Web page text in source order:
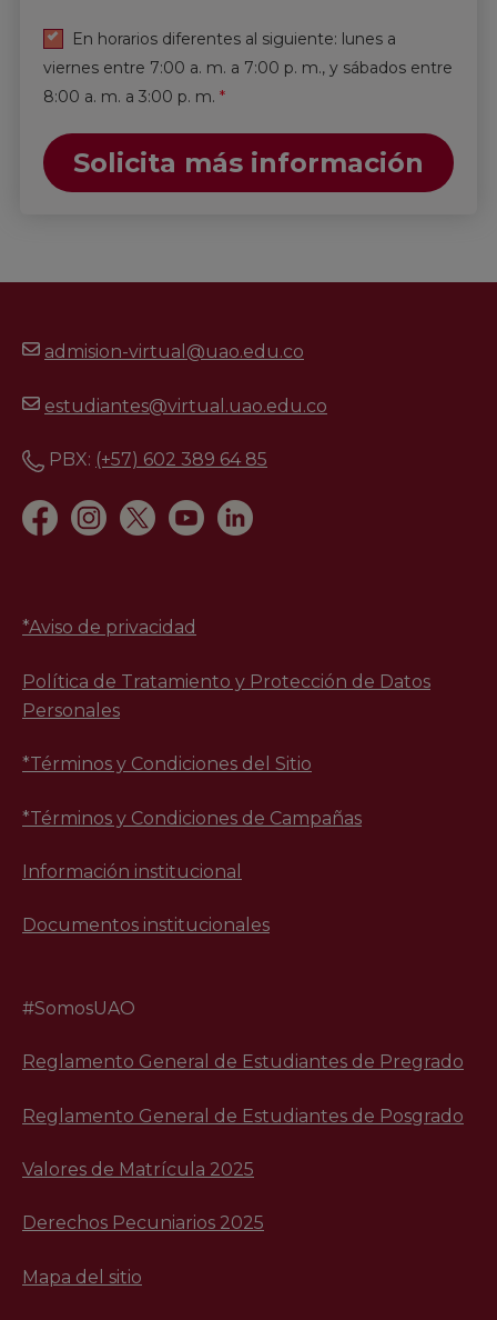
En horarios diferentes al siguiente: lunes a
viernes entre 7:00 a. m. a 7:00 p. m., y sábados entre
8:00 a. m. a 3:00 p. m. *
Solicita más información
admision-virtual@uao.edu.co
estudiantes@virtual.uao.edu.co
PBX: (+57) 602 389 64 85
*Aviso de privacidad
Política de Tratamiento y Protección de Datos
Personales
*Términos y Condiciones del Sitio
*Términos y Condiciones de Campañas
Información institucional
Documentos institucionales
#SomosUAO
Reglamento General de Estudiantes de Pregrado
Reglamento General de Estudiantes de Posgrado
Valores de Matrícula 2025
Derechos Pecuniarios 2025
Mapa del sitio